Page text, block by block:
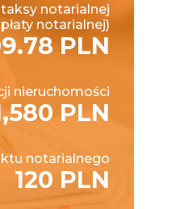
notarialnej
notarialnej)
PLN
nieruchomości
PLN
notarialnego
120 PLN